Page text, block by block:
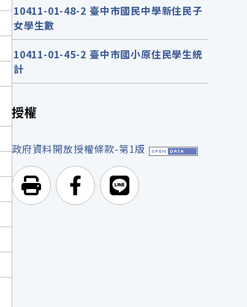
10411-01-48-2 臺中市國民中學新住民子
女學生數
10411-01-45-2 臺中市國小原住民學生統
計
授權
政府資料開放授權條款-第1版
列印頁面前往Facebook
前往Line